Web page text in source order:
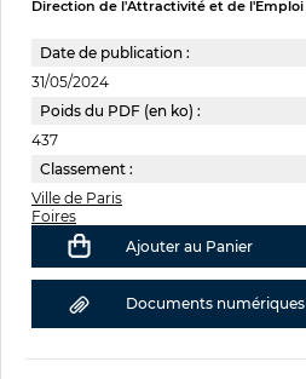
Direction de l'Attractivité et de l'Emploi
Date de publication :
31/05/2024
Poids du PDF (en ko) :
437
Classement :
Ville de Paris
Foires
Ajouter au Panier
Documents numériques